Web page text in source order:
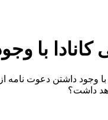
با
داشتن دعوت نامه
داشت؟